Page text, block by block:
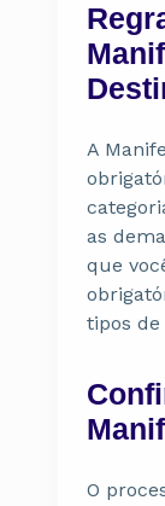
A
as
que
tipos de
O